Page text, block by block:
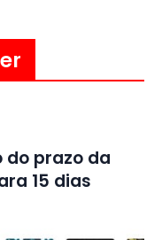
prazo da
15 dias